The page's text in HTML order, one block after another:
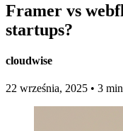
Framer vs
startups?
cloudwise
22 września, 2025 • 3